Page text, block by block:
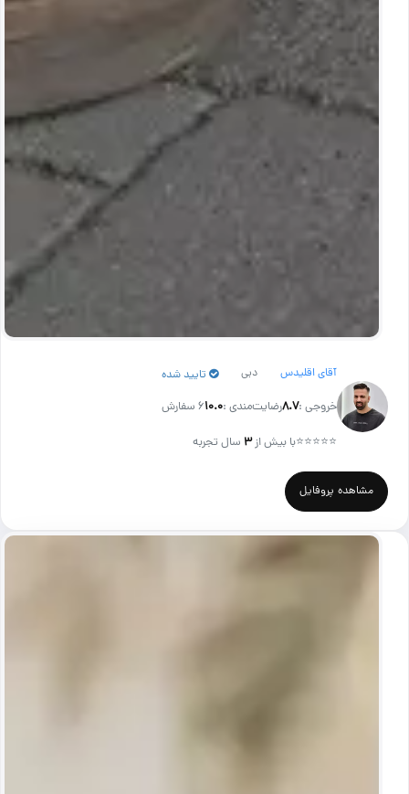
آقای اقلیدس دبی تایید شده
خروجی :۸.۷رضایت‌مندی :۱۰.۰6 سفارش
⭐⭐⭐⭐⭐با بیش از۳ سال تجربه
مشاهده پروفایل